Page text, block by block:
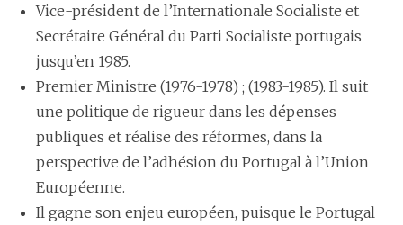
Vice-président de l’Internationale Socialiste et
Secrétaire Général du Parti Socialiste portugais
jusqu’en 1985.
Premier Ministre (1976-1978) ; (1983-1985). Il suit
une politique de rigueur dans les dépenses
publiques et réalise des réformes, dans la
perspective de l’adhésion du Portugal à l’Union
Européenne.
Il gagne son enjeu européen, puisque le Portugal